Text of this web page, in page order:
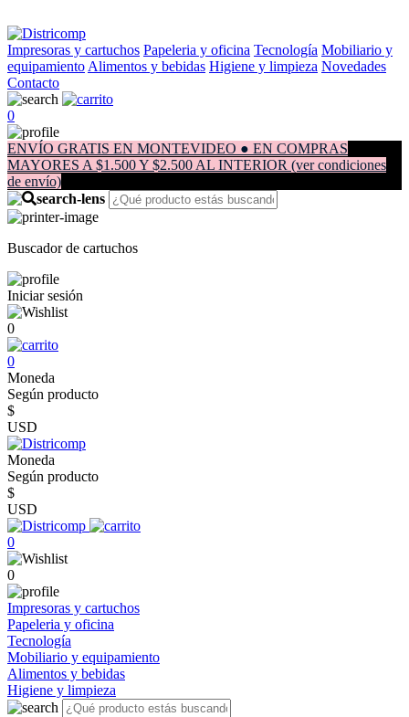
Impresoras y cartuchos Papeleria y oficina Tecnología Mobiliario y
equipamiento Alimentos y bebidas Higiene y limpieza Novedades
Contacto
0
ENVÍO GRATIS EN MONTEVIDEO ● EN COMPRAS
MAYORES A $1.500 Y $2.500 AL INTERIOR (ver condiciones
de envío)
Buscador de cartuchos
Iniciar sesión
0
0
Moneda
Según producto
$
USD
Moneda
Según producto
$
USD
0
0
Impresoras y cartuchos
Papeleria y oficina
Tecnología
Mobiliario y equipamiento
Alimentos y bebidas
Higiene y limpieza